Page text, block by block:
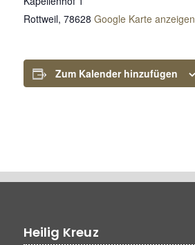
Rottweil, 78628 Google Karte anzeigen
Zum Kalender hinzufügen
Heilig Kreuz